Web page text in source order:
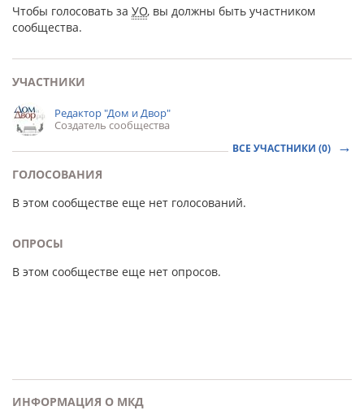
Чтобы голосовать за УО, вы должны быть участником
сообщества.
УЧАСТНИКИ
Редактор "Дом и Двор"
Создатель сообщества
ВСЕ УЧАСТНИКИ (0)
ГОЛОСОВАНИЯ
В этом сообществе еще нет голосований.
ОПРОСЫ
В этом сообществе еще нет опросов.
ИНФОРМАЦИЯ О МКД